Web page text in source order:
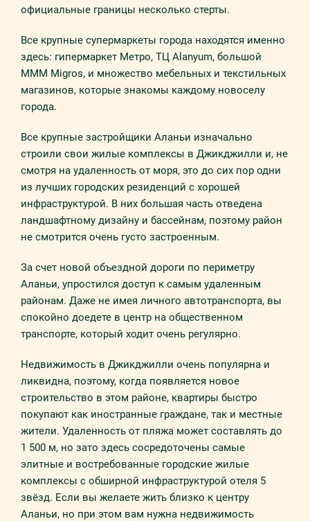
официальные границы несколько стерты.
Все крупные супермаркеты города находятся именно
здесь: гипермаркет Метро, ТЦ Alanyum, большой
МММ Migros, и множество мебельных и текстильных
магазинов, которые знакомы каждому новоселу
города.
Все крупные застройщики Аланьи изначально
строили свои жилые комплексы в Джикджилли и, не
смотря на удаленность от моря, это до сих пор одни
из лучших городских резиденций с хорошей
инфраструктурой. В них большая часть отведена
ландшафтному дизайну и бассейнам, поэтому район
не смотрится очень густо застроенным.
За счет новой объездной дороги по периметру
Аланьи, упростился доступ к самым удаленным
районам. Даже не имея личного автотранспорта, вы
спокойно доедете в центр на общественном
транспорте, который ходит очень регулярно.
Недвижимость в Джикджилли очень популярна и
ликвидна, поэтому, когда появляется новое
строительство в этом районе, квартиры быстро
покупают как иностранные граждане, так и местные
жители. Удаленность от пляжа может составлять до
1 500 м, но зато здесь сосредоточены самые
элитные и востребованные городские жилые
комплексы с обширной инфраструктурой отеля 5
звёзд. Если вы желаете жить близко к центру
Аланьи, но при этом вам нужна недвижимость